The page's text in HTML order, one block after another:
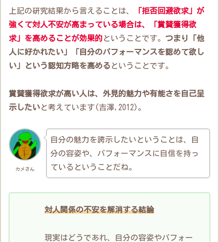
上記の研究結果から言えることは、
「拒否回避欲求」が
強くて対人不安が高まっている場合は、「賞賛獲得欲
求」を高めることが効果的 ということです。 つまり「他
人に好かれたい」「自分のパフォーマンスを認めて欲し
い」という認知方略を高める ということです。
賞賛獲得欲求が高い人は、外見的魅力や有能さを自己呈
示したいと考えています(吉澤,2012)。
カメさん
自分の魅力を誇示したいということは、自
分の容姿や、パフォーマンスに自信を持っ
ているということだね。
対人関係の不安を解消する結論
現実はどうであれ、自分の容姿やパフォー